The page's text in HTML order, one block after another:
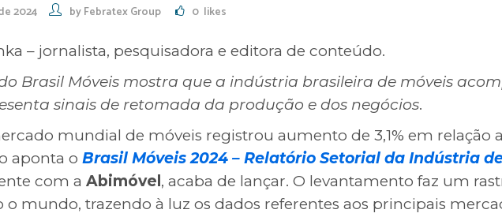
2024 byFebratex Group 0 likes
– jornalista, pesquisadora e editora de conteúdo.
Brasil Móveis mostra que a indústria brasileira de móveis
sinais de retomada da produção e dos negócios.
mundial de móveis registrou aumento de 3,1% em relação
aponta o Brasil Móveis 2024 – Relatório Setorial da Indústria
com a Abimóvel , acaba de lançar. O levantamento faz um
mundo, trazendo à luz os dados referentes aos principais